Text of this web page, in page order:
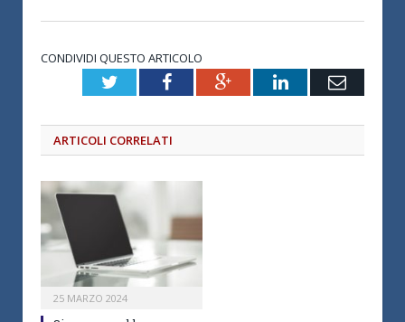
CONDIVIDI QUESTO ARTICOLO
TwitterFacebookGoogle+LinkedInEmail
ARTICOLI CORRELATI
25 MARZO 2024